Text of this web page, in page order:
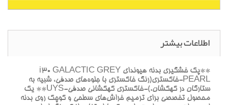
اطلاعات بیشتر
**پک خشگيري بدنه هيونداي i30 GALACTIC GREY
PEARL-خاکستري(رنگ خاکستري با جلوه‌هاي صدفي، شبيه به
ستارگان در کهکشان.)-خاکستري کهکشاني صدفي-UYS** يک
محصول تخصصي براي ترميم خراش‌هاي سطحي و کوچک روي بدنه